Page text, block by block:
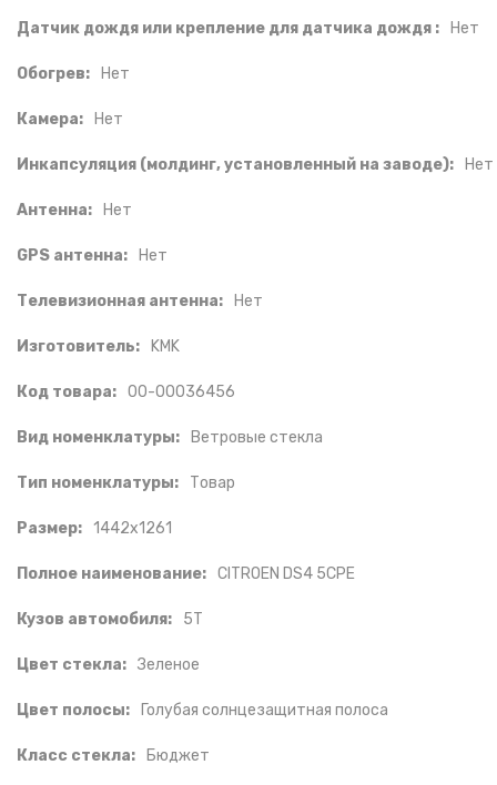
Датчик дождя или крепление для датчика дождя : Нет
Обогрев: Нет
Камера: Нет
Инкапсуляция (молдинг, установленный на заводе): Нет
Антенна: Нет
GPS антенна: Нет
Телевизионная антенна: Нет
Изготовитель: KMK
Код товара: 00-00036456
Вид номенклатуры: Ветровые стекла
Тип номенклатуры: Товар
Размер: 1442х1261
Полное наименование: CITROEN DS4 5CPE
Кузов автомобиля: 5T
Цвет стекла: Зеленое
Цвет полосы: Голубая солнцезащитная полоса
Класс стекла: Бюджет